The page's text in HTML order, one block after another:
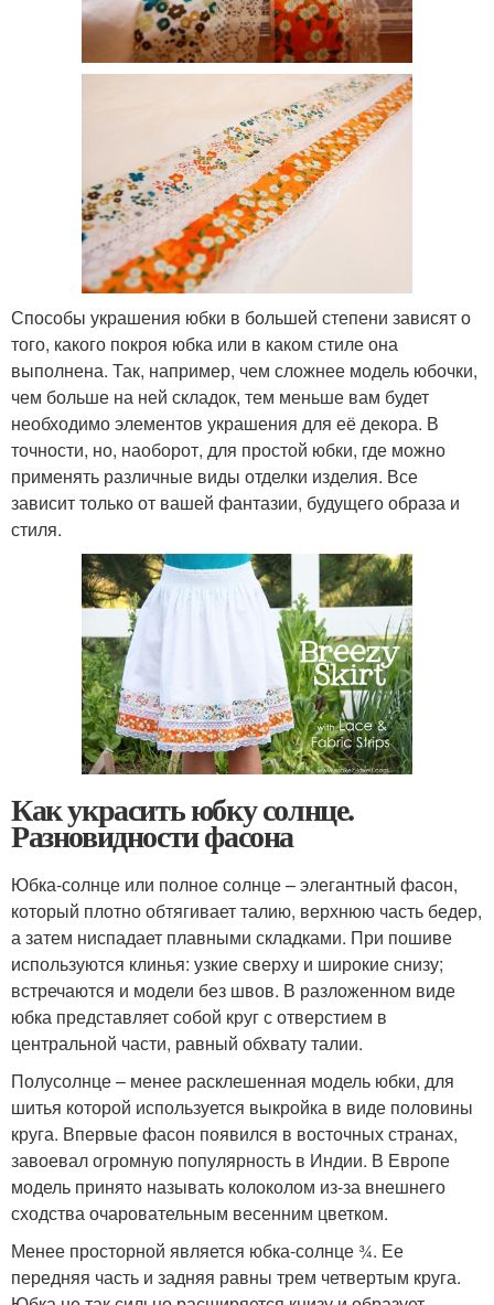
Способы украшения юбки в большей степени зависят о
того, какого покроя юбка или в каком стиле она
выполнена. Так, например, чем сложнее модель юбочки,
чем больше на ней складок, тем меньше вам будет
необходимо элементов украшения для её декора. В
точности, но, наоборот, для простой юбки, где можно
применять различные виды отделки изделия. Все
зависит только от вашей фантазии, будущего образа и
стиля.
Как украсить юбку солнце.
Разновидности фасона
Юбка-солнце или полное солнце – элегантный фасон,
который плотно обтягивает талию, верхнюю часть бедер,
а затем ниспадает плавными складками. При пошиве
используются клинья: узкие сверху и широкие снизу;
встречаются и модели без швов. В разложенном виде
юбка представляет собой круг с отверстием в
центральной части, равный обхвату талии.
Полусолнце – менее расклешенная модель юбки, для
шитья которой используется выкройка в виде половины
круга. Впервые фасон появился в восточных странах,
завоевал огромную популярность в Индии. В Европе
модель принято называть колоколом из-за внешнего
сходства очаровательным весенним цветком.
Менее просторной является юбка-солнце ¾. Ее
передняя часть и задняя равны трем четвертым круга.